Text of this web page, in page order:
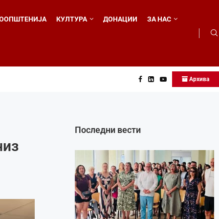
КУЛТУРА ДОНАЦИИ ЗА НАС
Архива
Последни вести